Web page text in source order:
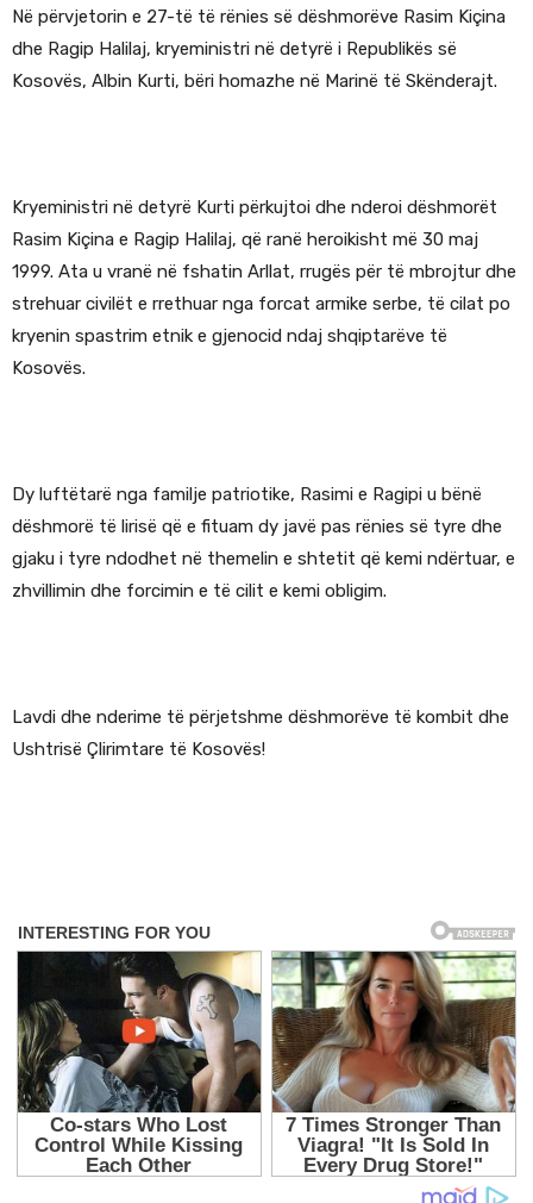
Në përvjetorin e 27-të të rënies së dëshmorëve Rasim Kiçina
dhe Ragip Halilaj, kryeministri në detyrë i Republikës së
Kosovës, Albin Kurti, bëri homazhe në Marinë të Skënderajt.
Kryeministri në detyrë Kurti përkujtoi dhe nderoi dëshmorët
Rasim Kiçina e Ragip Halilaj, që ranë heroikisht më 30 maj
1999. Ata u vranë në fshatin Arllat, rrugës për të mbrojtur dhe
strehuar civilët e rrethuar nga forcat armike serbe, të cilat po
kryenin spastrim etnik e gjenocid ndaj shqiptarëve të
Kosovës.
Dy luftëtarë nga familje patriotike, Rasimi e Ragipi u bënë
dëshmorë të lirisë që e fituam dy javë pas rënies së tyre dhe
gjaku i tyre ndodhet në themelin e shtetit që kemi ndërtuar, e
zhvillimin dhe forcimin e të cilit e kemi obligim.
Lavdi dhe nderime të përjetshme dëshmorëve të kombit dhe
Ushtrisë Çlirimtare të Kosovës!